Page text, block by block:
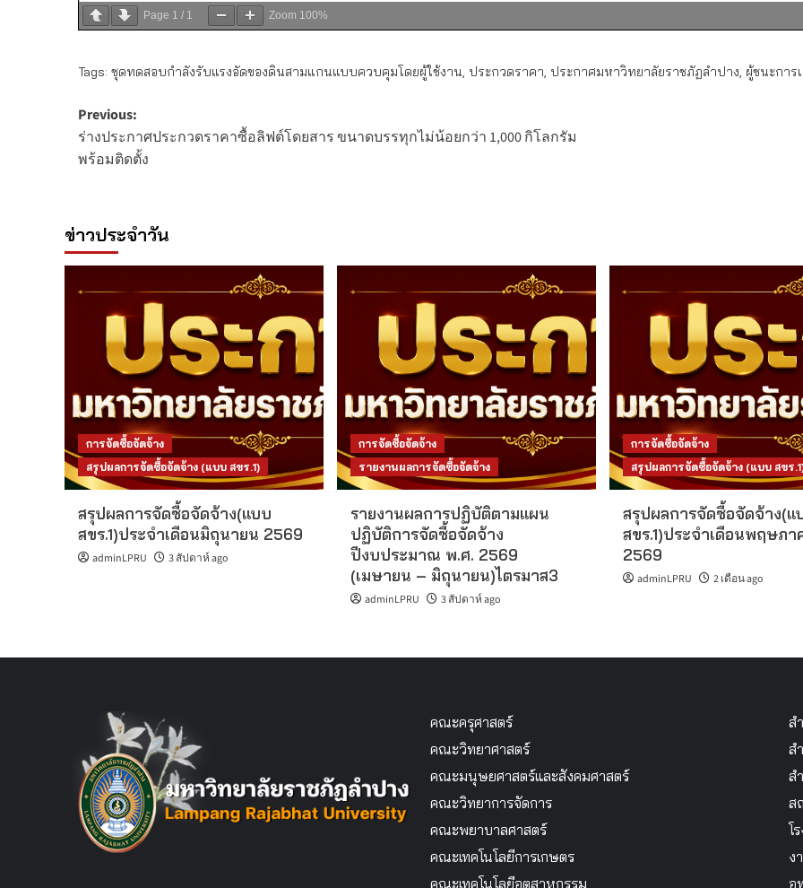
Page 1 / 1 Zoom 100%
Tags: ชุดทดสอบกำลังรับแรงอัดของดินสามแกนแบบควบคุมโดยผู้ใช้งาน, ประกวดราคา, ประกาศมหาวิทยาลัยราชภัฏลำปาง, ผู้ชนะการ
Post
navigation
Previous:
ร่างประกาศประกวดราคาซื้อลิฟต์โดยสาร ขนาดบรรทุกไม่น้อยกว่า 1,000 กิโลกรัม
พร้อมติดตั้ง
ข่าวประจำวัน
การจัดซื้อจัดจ้าง
สรุปผลการจัดซื้อจัดจ้าง (แบบ สขร.1)
สรุปผลการจัดซื้อจัดจ้าง(แบบ
สขร.1)ประจำเดือนมิถุนายน 2569
adminLPRU 3 สัปดาห์ ago
การจัดซื้อจัดจ้าง
รายงานผลการจัดซื้อจัดจ้าง
รายงานผลการปฏิบัติตามแผน
ปฏิบัติการจัดซื้อจัดจ้าง
ปีงบประมาณ พ.ศ. 2569
(เมษายน – มิถุนายน)ไตรมาส3
adminLPRU 3 สัปดาห์ ago
การจัดซื้อจัดจ้าง
สรุปผลการจัดซื้อจัดจ้าง (แบบ สขร
สรุปผลการจัดซื้อจัดจ้าง(แ
สขร.1)ประจำเดือนพฤษภา
2569
adminLPRU 2 เดือน ago
คณะครุศาสตร์
คณะวิทยาศาสตร์
คณะมนุษยศาสตร์และสังคมศาสตร์
คณะวิทยาการจัดการ
คณะพยาบาลศาสตร์
คณะเทคโนโลยีการเกษตร
คณะเทคโนโลยีอุตสาหกรรม
ส
ส
ส
ส
โ
ง
อุ